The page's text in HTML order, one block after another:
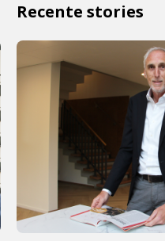
Recente stories